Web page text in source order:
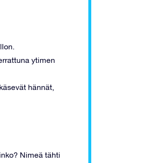
ytimen
hännät,
Nimeä tähti